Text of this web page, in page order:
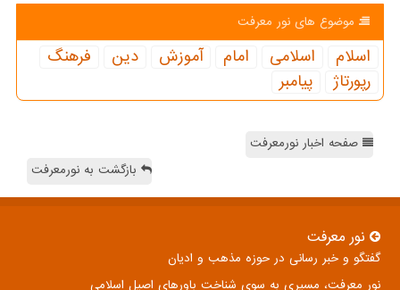
موضوع های نور معرفت
اسلام اسلامی امام آموزش دین
فرهنگ
رپورتاژ
پیامبر
صفحه اخبار نورمعرفت
بازگشت به نورمعرفت
نور معرفت
گفتگو و خبر رسانی در حوزه مذهب و ادیان
نور معرفت، مسیری به سوی شناخت باورهای اصیل اسلامی